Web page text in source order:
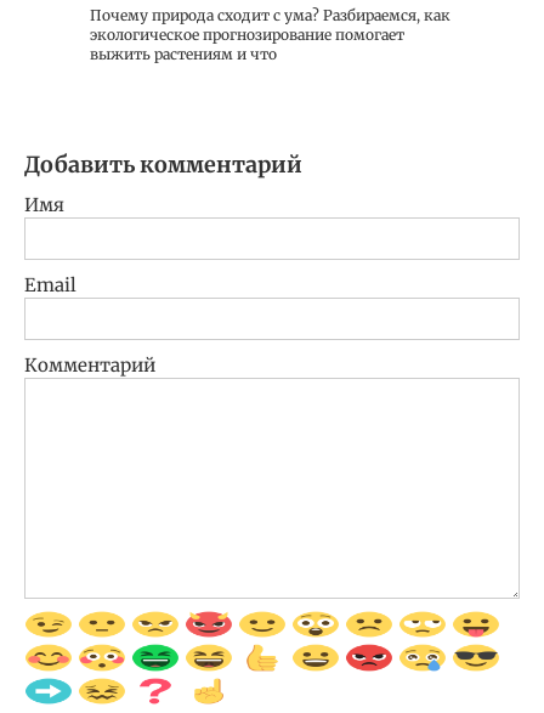
Почему природа сходит с ума? Разбираемся, как
экологическое прогнозирование помогает
выжить растениям и что
Добавить комментарий
Имя
Email
Комментарий